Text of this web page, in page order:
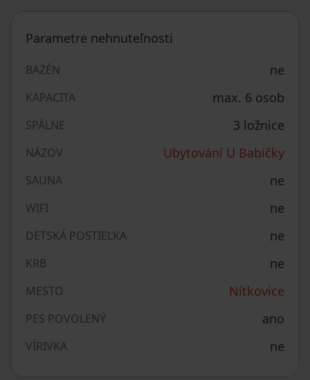
Parametre nehnuteľnosti
BAZÉN ne
KAPACITA max. 6 osob
SPÁLNE 3 ložnice
NÁZOV Ubytování U Babičky
SAUNA ne
WIFI ne
DETSKÁ POSTIEĽKA ne
KRB ne
MESTO Nítkovice
PES POVOLENÝ ano
VÍRIVKA ne